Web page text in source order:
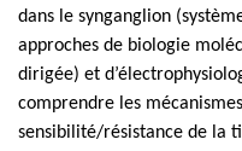
dans le synganglion
approches de biologie
dirigée) et
comprendre les
sensibilité/résistance de la